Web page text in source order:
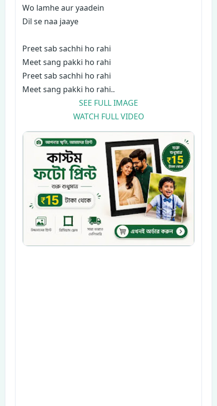
Wo lamhe aur yaadein
Dil se naa jaaye
Preet sab sachhi ho rahi
Meet sang pakki ho rahi
Preet sab sachhi ho rahi
Meet sang pakki ho rahi..
SEE FULL IMAGE
WATCH FULL VIDEO